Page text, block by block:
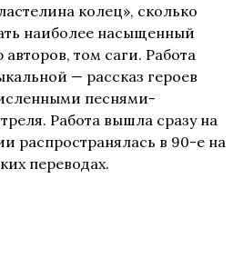
колец», сколько
наиболее насыщенный
том саги. Работа
— рассказ героев
песнями-
Работа вышла сразу на
распространялась в 90-е на
переводах.